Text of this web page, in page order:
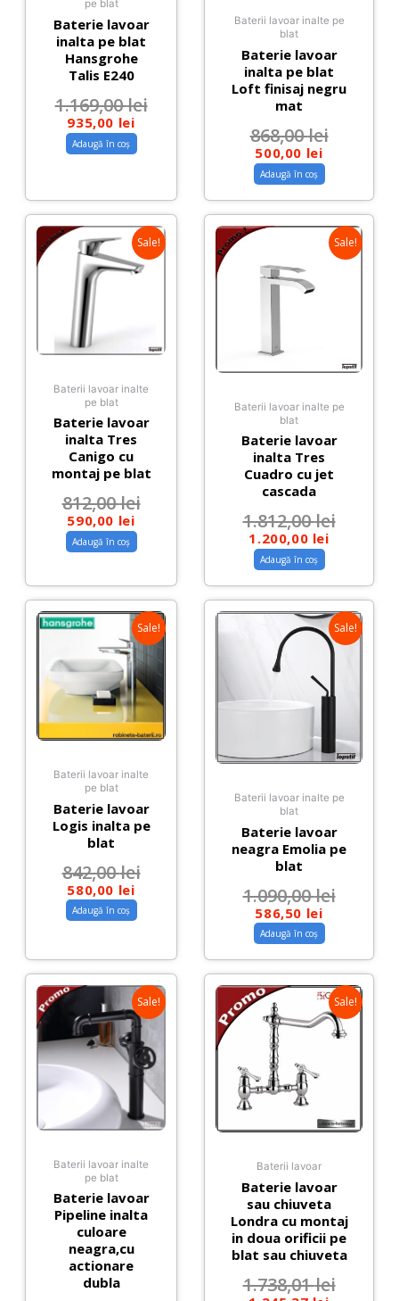
pe blat
Baterie lavoar
inalta pe blat
Hansgrohe
Talis E240
1.169,00lei
935,00 lei
Adaugă în coș
Baterii lavoar inalte pe
blat
Baterie lavoar
inalta pe blat
Loft finisaj negru
mat
868,00lei
500,00 lei
Adaugă în coș
Sale!
Baterii lavoar inalte
pe blat
Baterie lavoar
inalta Tres
Canigo cu
montaj pe blat
812,00lei
590,00 lei
Adaugă în coș
Sale!
Baterii lavoar inalte pe
blat
Baterie lavoar
inalta Tres
Cuadro cu jet
cascada
1.812,00lei
1.200,00 lei
Adaugă în coș
Sale!
Baterii lavoar inalte
pe blat
Baterie lavoar
Logis inalta pe
blat
842,00lei
580,00 lei
Adaugă în coș
Sale!
Baterii lavoar inalte pe
blat
Baterie lavoar
neagra Emolia pe
blat
1.090,00lei
586,50 lei
Adaugă în coș
Sale!
Baterii lavoar inalte
pe blat
Baterie lavoar
Pipeline inalta
culoare
neagra,cu
actionare
dubla
Sale!
Baterii lavoar
Baterie lavoar
sau chiuveta
Londra cu montaj
in doua orificii pe
blat sau chiuveta
1.738,01lei